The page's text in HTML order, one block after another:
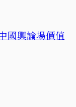
國輿論場價值